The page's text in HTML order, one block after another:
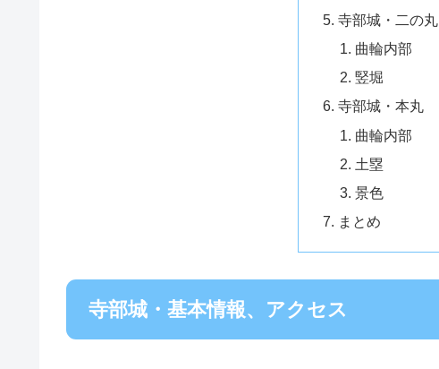
寺部城・二の丸
曲輪内部
竪堀
寺部城・本丸
曲輪内部
土塁
景色
まとめ
寺部城・基本情報、アクセス